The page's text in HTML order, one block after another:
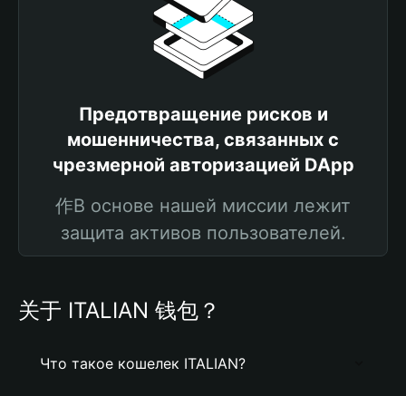
Предотвращение рисков и
мошенничества, связанных с
чрезмерной авторизацией DApp
作В основе нашей миссии лежит
защита активов пользователей.
关于 ITALIAN 钱包？
Что такое кошелек ITALIAN?